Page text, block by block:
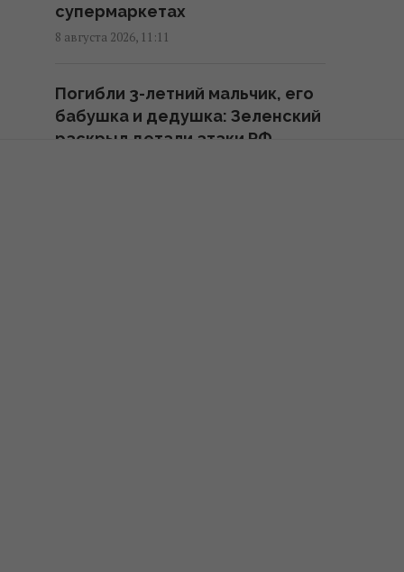
Украина согласилась не
море, - Bloomberg
11:24 суббота, 08 августа 2026
супермаркетах
8 августа 2026, 11:11
Погибли 3-летний мальчик, его
бабушка и дедушка: Зеленский
раскрыл детали атаки РФ